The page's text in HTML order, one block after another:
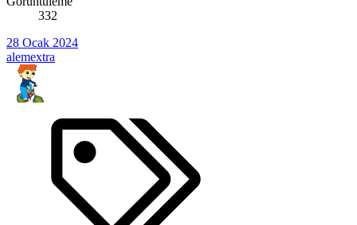
332
28 Ocak 2024
alemextra